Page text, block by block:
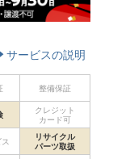
サービスの説明
整備保証
クレジット
カード可
リサイクル
パーツ取扱